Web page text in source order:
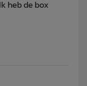
heb de box